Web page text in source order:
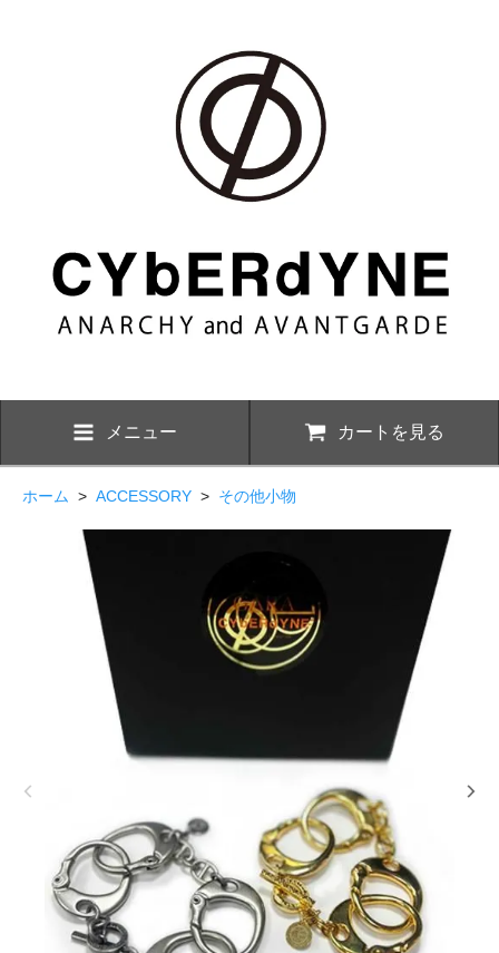
メニュー カートを見る
ホーム > ACCESSORY > その他小物